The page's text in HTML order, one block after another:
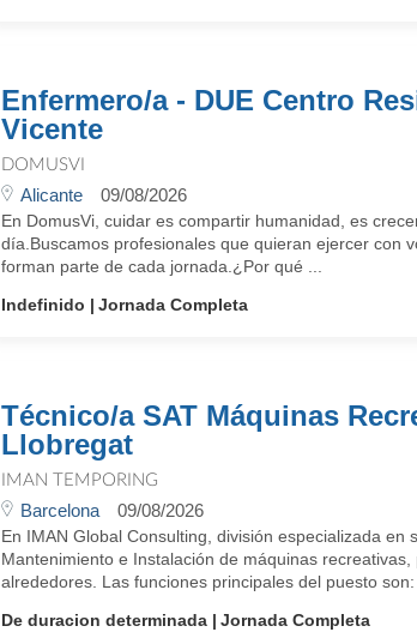
Enfermero/a - DUE Centro
Vicente
DOMUSVI
Alicante 09/08/2026
En DomusVi, cuidar es compartir humanidad, es
día.Buscamos profesionales que quieran ejercer con
forman parte de cada jornada.¿Por qué ...
Indefinido
Jornada Completa
Técnico/a SAT Máquinas
Llobregat
IMAN TEMPORING
Barcelona 09/08/2026
En IMAN Global Consulting, división especializada
Mantenimiento e Instalación de máquinas
alrededores. Las funciones principales del puesto son:
De duracion determinada
Jornada Completa